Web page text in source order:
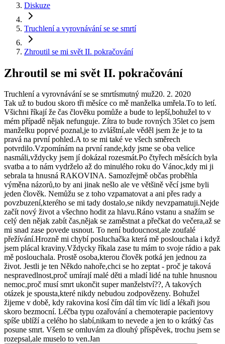
Diskuze
Truchlení a vyrovnávání se se smrtí
Zhroutil se mi svět II. pokračování
Zhroutil se mi svět II. pokračování
Truchlení a vyrovnávání se se smrtísmutný muž20. 2. 2020
Tak už to budou skoro tři měsíce co mě manželka umřela.To to letí.
Všichni říkají že čas člověku pomůže a bude to lepší,bohužel to v
mém případě nějak nefunguje. Zítra to bude rovných 35let co jsem
manželku poprvé poznal,je to zvláštní,ale věděl jsem že je to ta
pravá na první pohled.A to se mi také ve všech směrech
potvrdilo.Vzpomínám na první rande,kdy jsme se oba velice
nasmáli,vždycky jsem jí dokázal rozesmát.Po čtyřech měsících byla
svatba a to nám vydrželo až do minulého roku do Vánoc,kdy mi ji
sebrala ta hnusná RAKOVINA. Samozřejmě občas proběhla
výměna názorů,to by ani jinak nešlo ale ve většině věcí jsme byli
jeden člověk. Nemůžu se z toho vzpamatovat a ani přes rady a
povzbuzení,kterého se mi tady dostalo,se nikdy nevzpamatuji.Nejde
začít nový život a všechno hodit za hlavu.Ráno vstanu a snažím se
celý den nějak zabít čas,nějak se zaměstnat a přečkat do večera,až se
mi snad zase povede usnout. To není budoucnost,ale zoufalé
přežívání.Hrozně mi chybí posluchačka která mě poslouchala i když
jsem plácal kraviny.Vždycky říkala zase tu mám to svoje rádio a pak
mě poslouchala. Prostě osoba,kterou člověk potká jen jednou za
život. Jestli je ten Někdo nahoře,chci se ho zeptat - proč je taková
nespravedlnost,proč umírají malé děti a mladí lidé na tuhle hnusnou
nemoc,proč musí smrt ukončit super manželství??, A takových
otázek je spousta,které nikdy nebudou zodpovězeny. Bohužel
žijeme v době, kdy rakovina kosí čím dál tím víc lidí a lékaři jsou
skoro bezmocní. Léčba typu ozařování a chemoterapie pacientovy
spíše ublíží a celého ho slabí,nikam to nevede a jen to o krátký čas
posune smrt. Všem se omluvám za dlouhý příspěvek, trochu jsem se
rozepsal,ale muselo to ven.Jan